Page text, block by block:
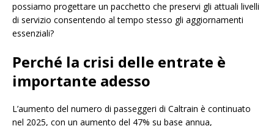
possiamo progettare un pacchetto che preservi gli attuali livelli
di servizio consentendo al tempo stesso gli aggiornamenti
essenziali?
Perché la crisi delle entrate è
importante adesso
L’aumento del numero di passeggeri di Caltrain è continuato
nel 2025, con un aumento del 47% su base annua,